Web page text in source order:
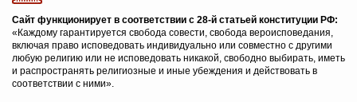
Сайт функционирует в соответствии с 28-й статьей конституции РФ:
«Каждому гарантируется свобода совести, свобода вероисповедания,
включая право исповедовать индивидуально или совместно с другими
любую религию или не исповедовать никакой, свободно выбирать, иметь
и распространять религиозные и иные убеждения и действовать в
соответствии с ними».